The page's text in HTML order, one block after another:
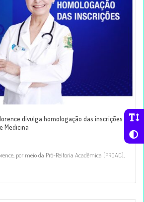
divulga homologação das inscrições
Medicina
por meio da Pró-Reitoria Acadêmica (PROAC),